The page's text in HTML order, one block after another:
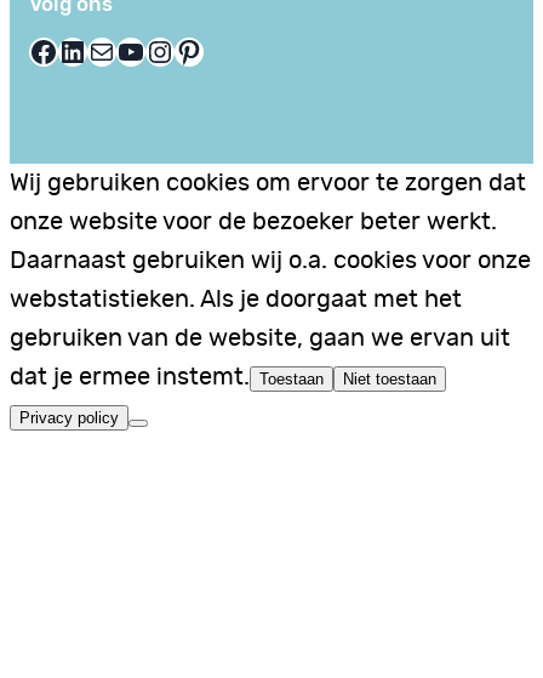
Facebook LinkedIn E-mail YouTube InstagramPinterest
Wij gebruiken cookies om ervoor te zorgen dat
onze website voor de bezoeker beter werkt.
Daarnaast gebruiken wij o.a. cookies voor onze
webstatistieken. Als je doorgaat met het
gebruiken van de website, gaan we ervan uit
dat je ermee instemt. Toestaan Niet toestaan
Privacy policy